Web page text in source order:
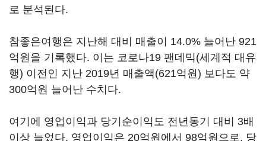
로 분석된다.
참좋은여행은 지난해 대비 매출이 14.0% 늘어난 921
억원을 기록했다. 이는 코로나19 팬데믹(세계적 대유
행) 이전인 지난 2019년 매출액(621억원) 보다도 약
300억원 늘어난 수치다.
여기에 영업이익과 당기순이익도 전년동기 대비 3배
이상 늘었다. 영업이익은 20억원에서 98억원으로, 당